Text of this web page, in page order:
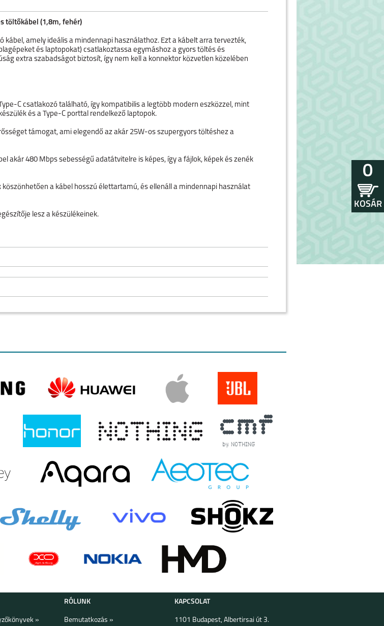
töltőkábel (1,8m, fehér)
kábel, amely ideális a mindennapi használathoz. Ezt a kábelt arra tervezték,
és laptopokat) csatlakoztassa egymáshoz a gyors töltés és
extra szabadságot biztosít, így nem kell a konnektor közvetlen közelében
C csatlakozó található, így kompatibilis a legtöbb modern eszközzel, mint
és a Type-C porttal rendelkező laptopok.
támogat, ami elegendő az akár 25W-os szupergyors töltéshez a
akár 480 Mbps sebességű adatátvitelre is képes, így a fájlok, képek és zenék
a kábel hosszú élettartamú, és ellenáll a mindennapi használat
lesz a készülékeinek.
IPHONE 16 IPHONE 15 PRO MAX
IPHONE 14 PRO MAX IPHONE 14 PLUS
1.8
»
RÓLUNK
Bemutatkozás »
KAPCSOLAT
1101 Budapest, Albertirsai út 3.
0
KOSÁR